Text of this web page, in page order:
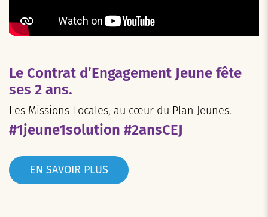
Le Contrat d’Engagement Jeune fête
ses 2 ans.
Les Missions Locales, au cœur du Plan Jeunes.
#1jeune1solution #2ansCEJ
EN SAVOIR PLUS